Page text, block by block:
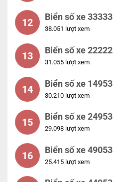
12 Biển số xe 33333
38.051 lượt xem
13 Biển số xe 22222
31.055 lượt xem
14 Biển số xe 14953
30.210 lượt xem
15 Biển số xe 24953
29.098 lượt xem
16 Biển số xe 49053
25.415 lượt xem